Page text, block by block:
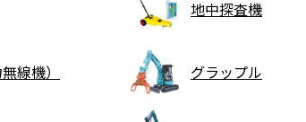
地中探査機
線機） グラップル